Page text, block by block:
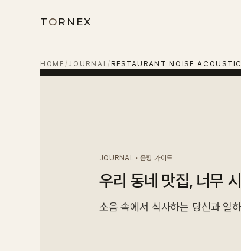
T O RNEX
HOME /JOURNAL/ RESTAURANT NOISE
JOURNAL · 음향 가이드
우리 동네 맛집, 너무
소음 속에서 식사하는 당신과 일